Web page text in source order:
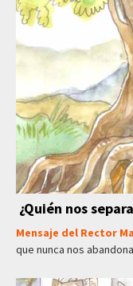
¿Quién nos
Mensaje del Rector
que nunca nos